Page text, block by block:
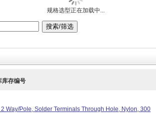
规格选型正在加载中...
库存编号
Way/Pole, Solder Terminals Through Hole, Nylon, 300